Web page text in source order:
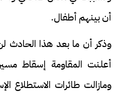
أن بينهم أطفال.
وذكر أن ما بعد هذا الحادث
أعلنت المقاومة إسقاط
ومازالت طائرات الاستطلاع